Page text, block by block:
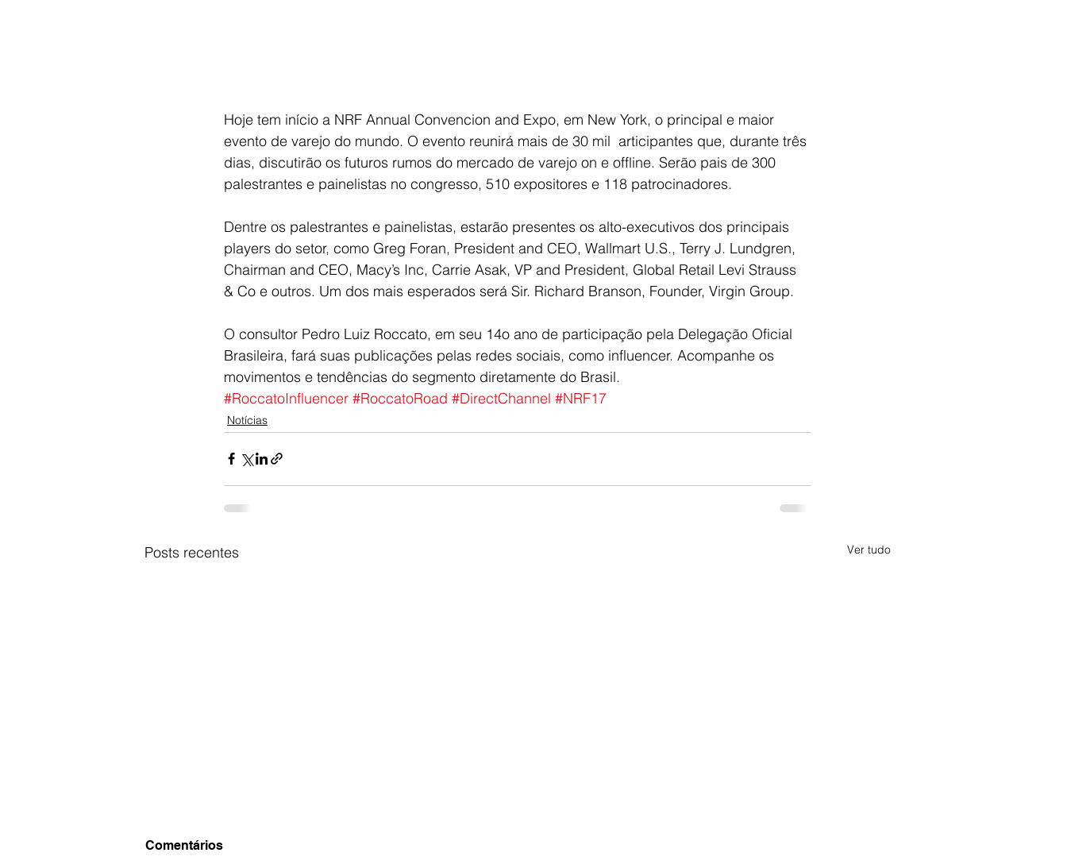
Hoje tem início a NRF Annual Convencion and Expo, em New York, o principal e maior
evento de varejo do mundo. O evento reunirá mais de 30 mil  articipantes que, durante três
dias, discutirão os futuros rumos do mercado de varejo on e offline. Serão pais de 300
palestrantes e painelistas no congresso, 510 expositores e 118 patrocinadores.
Dentre os palestrantes e painelistas, estarão presentes os alto-executivos dos principais
players do setor, como Greg Foran, President and CEO, Wallmart U.S., Terry J. Lundgren,
Chairman and CEO, Macy’s Inc, Carrie Asak, VP and President, Global Retail Levi Strauss
& Co e outros. Um dos mais esperados será Sir. Richard Branson, Founder, Virgin Group.
O consultor Pedro Luiz Roccato, em seu 14o ano de participação pela Delegação Oficial
Brasileira, fará suas publicações pelas redes sociais, como influencer. Acompanhe os
movimentos e tendências do segmento diretamente do Brasil.
#RoccatoInfluencer #RoccatoRoad #DirectChannel #NRF17
Notícias
Posts recentes Ver tudo
Comentários